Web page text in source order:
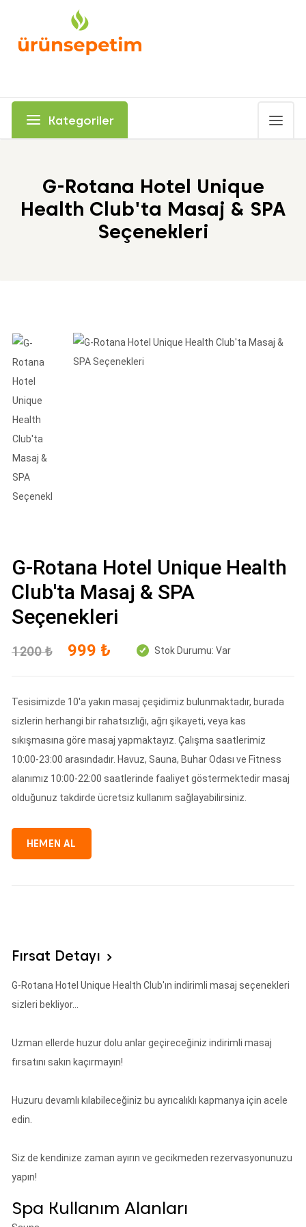
Kategoriler
G-Rotana Hotel Unique
Health Club'ta Masaj & SPA
Seçenekleri
G-Rotana Hotel Unique Health
Club'ta Masaj & SPA
Seçenekleri
1200 ₺ 999 ₺ Stok Durumu: Var
Tesisimizde 10'a yakın masaj çeşidimiz bulunmaktadır, burada
sizlerin herhangi bir rahatsızlığı, ağrı şikayeti, veya kas
sıkışmasına göre masaj yapmaktayız. Çalışma saatlerimiz
10:00-23:00 arasındadır. Havuz, Sauna, Buhar Odası ve Fitness
alanımız 10:00-22:00 saatlerinde faaliyet göstermektedir masaj
olduğunuz takdirde ücretsiz kullanım sağlayabilirsiniz.
HEMEN AL
Fırsat Detayı
G-Rotana Hotel Unique Health Club'ın indirimli masaj seçenekleri
sizleri bekliyor...
Uzman ellerde huzur dolu anlar geçireceğiniz indirimli masaj
fırsatını sakın kaçırmayın!
Huzuru devamlı kılabileceğiniz bu ayrıcalıklı kapmanya için acele
edin.
Siz de kendinize zaman ayırın ve gecikmeden rezervasyonunuzu
yapın!
Spa Kullanım Alanları